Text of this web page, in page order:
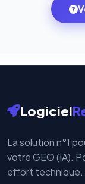
votre
monde. Vos
par nos
Logiciel
La solution n°1
votre GEO (IA).
effort technique.